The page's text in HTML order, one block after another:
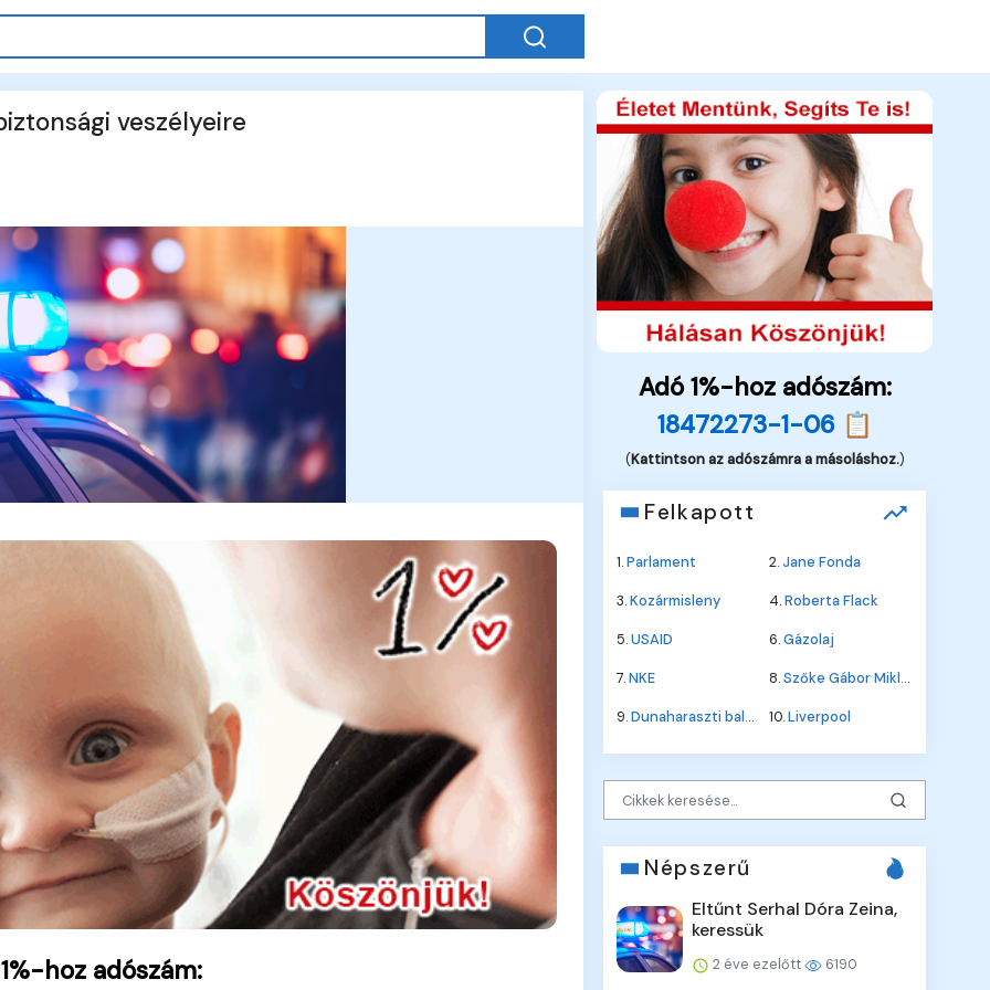
veszélyeire
hoz adószám:
Adó 1%-hoz adószám:
18472273-1-06 📋
(Kattintson az adószámra a másoláshoz.)
Felkapott
1.Parlament 2.Jane Fonda
3.Kozármisleny 4.Roberta Flack
5.USAID 6.Gázolaj
7.NKE 8.Szőke Gábor Miklós
9.Dunaharaszti baleset 10.Liverpool
Népszerű
Eltűnt Serhal Dóra Zeina,
keressük
2 éve ezelőtt 6190